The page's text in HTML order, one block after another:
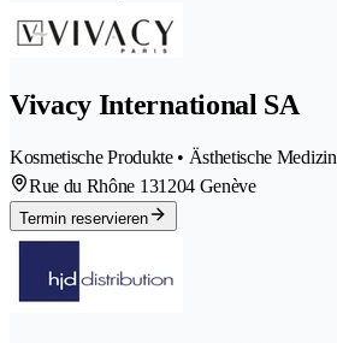
Vivacy International SA
Kosmetische Produkte • Ästhetische Medizin
Rue du Rhône 131204 Genève
Termin reservieren